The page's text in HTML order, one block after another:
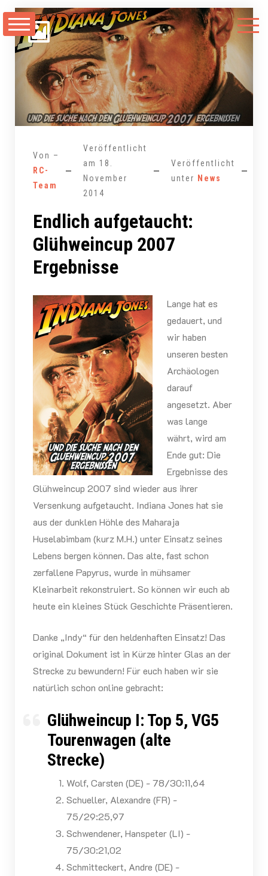
Zum
Inhalt
springen
Von –
RC-
Team
Veröffentlicht
am 18.
November
2014
Veröffentlicht
unter News
Endlich aufgetaucht:
Glühweincup 2007
Ergebnisse
Lange hat es
gedauert, und
wir haben
unseren besten
Archäologen
darauf
angesetzt. Aber
was lange
währt, wird am
Ende gut: Die
Ergebnisse des
Glühweincup 2007 sind wieder aus ihrer
Versenkung aufgetaucht. Indiana Jones hat sie
aus der dunklen Höhle des Maharaja
Huselabimbam (kurz M.H.) unter Einsatz seines
Lebens bergen können. Das alte, fast schon
zerfallene Papyrus, wurde in mühsamer
Kleinarbeit rekonstruiert. So können wir euch ab
heute ein kleines Stück Geschichte Präsentieren.
Danke „Indy“ für den heldenhaften Einsatz! Das
original Dokument ist in Kürze hinter Glas an der
Strecke zu bewundern! Für euch haben wir sie
natürlich schon online gebracht:
Glühweincup I: Top 5, VG5
Tourenwagen (alte
Strecke)
Wolf, Carsten (DE) - 78/30:11,64
Schueller, Alexandre (FR) -
75/29:25,97
Schwendener, Hanspeter (LI) -
75/30:21,02
Schmitteckert, Andre (DE) -